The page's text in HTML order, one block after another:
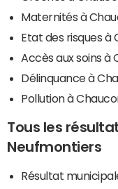
Maternités à
Etat des risques
Accès aux soins
Délinquance à
Pollution à
Tous les
Neufmontiers
Résultat